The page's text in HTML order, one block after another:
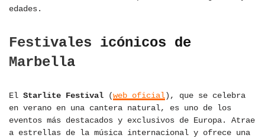
edades.
Festivales icónicos de
Marbella
El Starlite Festival (web oficial), que se celebra
en verano en una cantera natural, es uno de los
eventos más destacados y exclusivos de Europa. Atrae
a estrellas de la música internacional y ofrece una